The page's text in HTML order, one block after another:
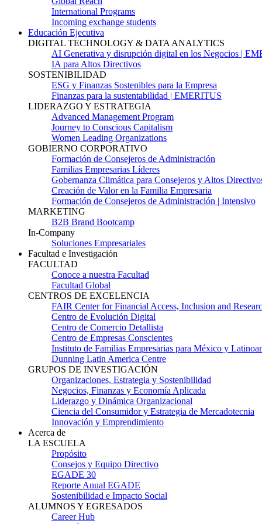
International Programs
Incoming exchange students
Educación Ejecutiva
DIGITAL TECHNOLOGY & DATA ANALYTICS
AI Generativa y disrupción digital en los Negocios |
IA para Altos Directivos
SOSTENIBILIDAD
ESG y Finanzas Sostenibles para la Empresa
Finanzas para la sustentabilidad | EMERITUS
LIDERAZGO Y ESTRATEGIA
Advanced Management Program
Journey to Conscious Capitalism
Women Leading Organizations
GOBIERNO CORPORATIVO
Formación de Consejeros de Administración
Familias Empresarias Líderes
Gobernanza Climática para Consejeros y Altos
Creación de Valor en la Familia Empresaria
Formación de Consejeros de Administración | Intensivo
MARKETING
B2B Brand Bootcamp
In-Company
Soluciones Empresariales
Facultad e Investigación
FACULTAD
Conoce a nuestra Facultad
Facultad Global
CENTROS DE EXCELENCIA
FAIR Center for Financial Access, Inclusion and
Centro de Evolución Digital
Centro de Comercio Detallista
Centro de Empresas Conscientes
Instituto de Familias Empresarias para México y
Dunning Latin America Centre
GRUPOS DE INVESTIGACIÓN
Organizaciones, Estrategia y Sostenibilidad
Negocios, Finanzas y Economía Aplicada
Liderazgo y Dinámica Organizacional
Ciencia del Consumidor y Estrategia de Mercadotecnia
Innovación y Emprendimiento
Acerca de
LA ESCUELA
Propósito
Consejos y Equipo Directivo
EGADE 30
Reporte Anual EGADE
Sostenibilidad e Impacto Social
ALUMNOS Y EGRESADOS
Career Hub